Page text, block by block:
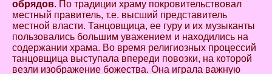
обрядов. По традиции храму покровительствовал
местный правитель, т.е. высший представитель
местной власти. Танцовщица, ее гуру и их музыканты
пользовались большим уважением и находились на
содержании храма. Во время религиозных процессий
танцовщица выступала впереди повозки, на которой
везли изображение божества. Она играла важную